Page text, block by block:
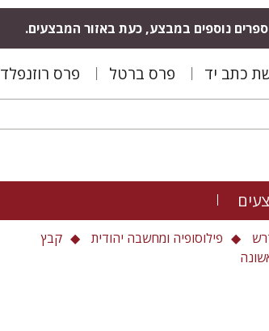
נוספים במבצע, כעת באזור המבצעים.
כתב יד פרס ברטל פרס רוזנפלד
פילוסופיה ומחשבה יהודית
קבץ